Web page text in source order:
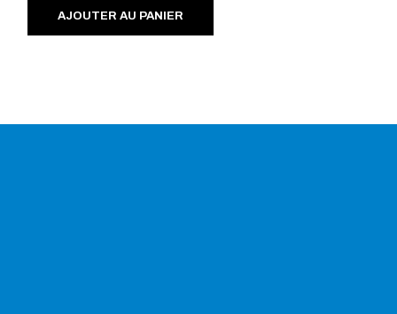
AJOUTER AU PANIER